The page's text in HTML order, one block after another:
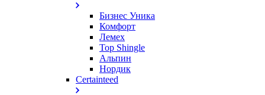
Бизнес Уника
Комфорт
Лемех
Top Shingle
Альпин
Нордик
Certainteed